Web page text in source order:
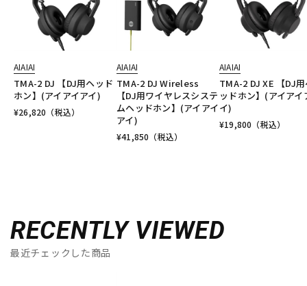
AIAIAI
TMA-2 DJ 【DJ用ヘッド
ホン】(アイアイアイ)
¥26,820 （税込）
AIAIAI
TMA-2 DJ Wireless
【DJ用ワイヤレスシステ
ムヘッドホン】(アイアイ
アイ)
¥41,850 （税込）
AIAIAI
TMA-2 DJ XE 【DJ
ッドホン】(アイアイ
イ)
¥19,800 （税込）
RECENTLY VIEWED
最近チェックした商品